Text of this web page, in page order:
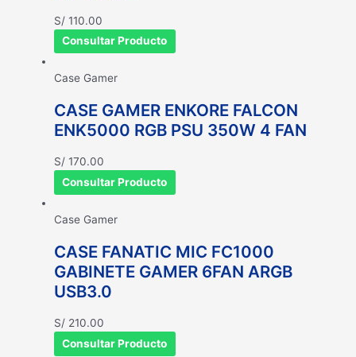
S/ 110.00
Consultar Producto
Case Gamer
CASE GAMER ENKORE FALCON
ENK5000 RGB PSU 350W 4 FAN
S/ 170.00
Consultar Producto
Case Gamer
CASE FANATIC MIC FC1000
GABINETE GAMER 6FAN ARGB
USB3.0
S/ 210.00
Consultar Producto